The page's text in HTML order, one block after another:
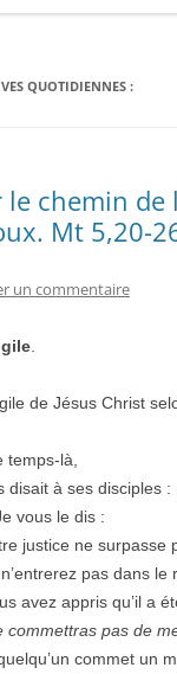
QUOTIDIENNES :
le chemin
Mt 5,20-
un commentaire
.
de Jésus Christ
temps-là,
disait à ses disciples :
vous le dis :
justice ne surpasse
pas dans le
avez appris qu’il a
commettras pas de
commet un